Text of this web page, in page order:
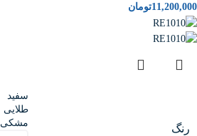
11,200,000تومان
رنگ
سفید
طلایی
مشکی